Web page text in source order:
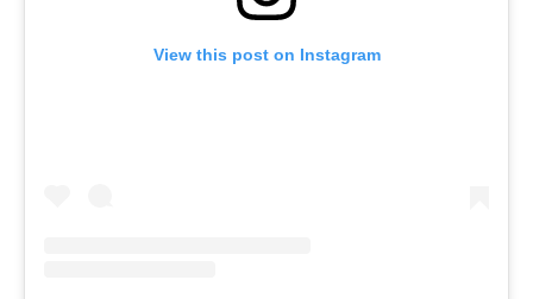
View this post on Instagram